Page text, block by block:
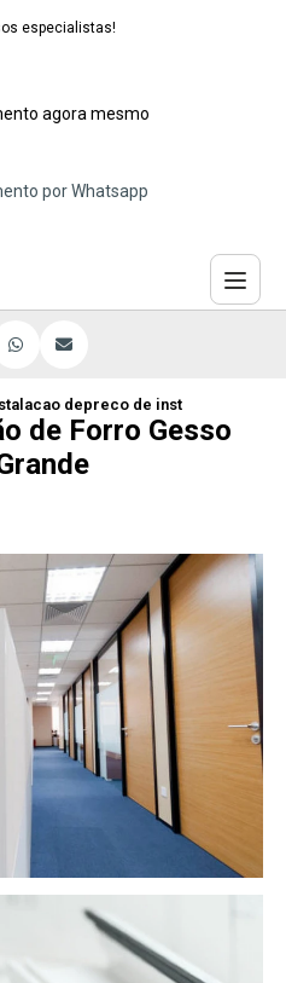
especialistas!
agora mesmo
por Whatsapp
de gesso
de forro gesso acartonado
preco de instalacao de
de Forro Gesso